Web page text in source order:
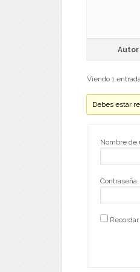
Autor
Viendo 1
Debes estar
Nombre de
Contraseña: